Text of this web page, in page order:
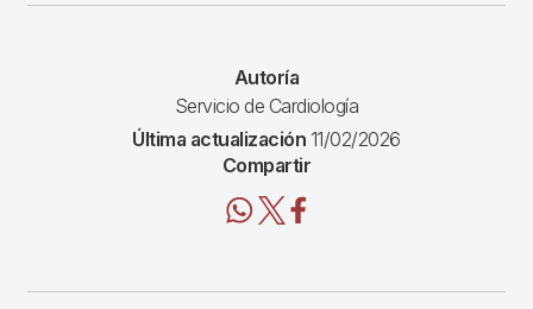
Autoría
Servicio de Cardiología
Última actualización 11/02/2026
Compartir